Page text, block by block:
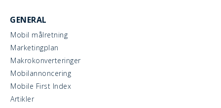
GENERAL
Mobil målretning
Marketingplan
Makrokonverteringer
Mobilannoncering
Mobile First Index
Artikler